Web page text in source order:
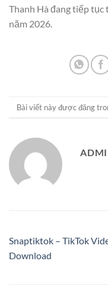
Thanh Hà đang tiếp
năm 2026.
Bài viết này được đăng
Snaptiktok – TikTok
Download